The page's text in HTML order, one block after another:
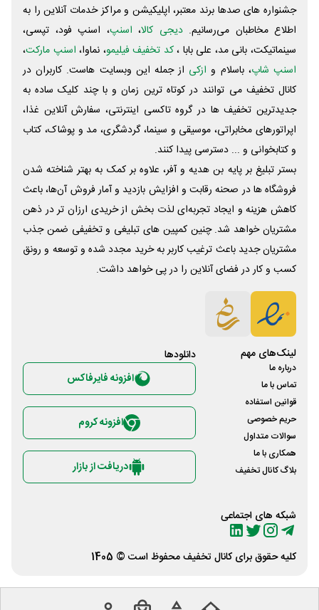
جشنواره های صدها برند معتبر، اپلیکیشن و مراکز خدمات آنلاین را به
اطلاع مخاطبان می‌رسانیم. دیجی کالا، اسنپ، اسنپ فود، تپسی،
سینماتیکت، بانی مد، علی‌ بابا ،کد تخفیف فیلیمو، نماوا، اسنپ مارکت،
اسنپ شاپ، باسلام و ازکی از جمله این وبسایت ‌هاست. کاربران در
کانال تخفیف می توانند در کوتاه ترین زمان و با چند کلیک ساده به
جدیدترین تخفیف ها در گروه تاکسی اینترنتی، سفارش آنلاین غذا،
اپراتورهای مخابراتی، موسیقی و سینما، گردشگری، مد و پوشاک، کتاب
و کتابخوانی و ... دسترسی پیدا کنند.
بستر تبلیغ بر پایه بن هدیه و آفر، علاوه بر کمک به بهتر شناخته شدن
فروشگاه ها در صحنه رقابت و افزایش بازدید و آمار فروش آن‌ها، باعث
کاهش هزینه و ایجاد تجربه‌ای لذت بخش از خریدی ارزان تر در ذهن
مشتریان خواهد شد. چنین کمپین های تبلیغی و تخفیفی ضمن جذب
مشتریان جدید باعث ترغیب کاربر به خرید مجدد شده و توسعه و رونق
کسب و کار در فضای آنلاین را در پی خواهد داشت.
لینک‌های مهم
درباره ما
تماس با ما
قوانین استفاده
حریم خصوصی
سوالات متداول
همکاری با ما
بلاگ کانال تخفیف
شبکه های اجتماعی
دانلود‌ها
افزونه فایرفاکس
افزونه کروم
دریافت از بازار
کلیه حقوق برای کانال تخفیفمحفوظ است © 1405